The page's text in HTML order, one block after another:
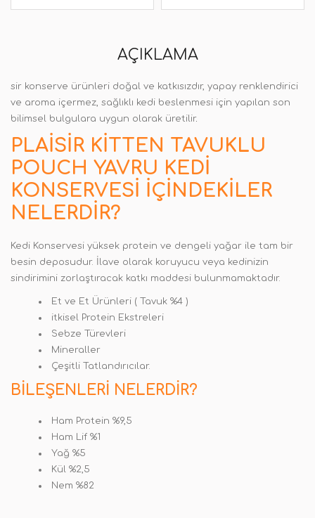
AÇIKLAMA
sir konserve ürünleri doğal ve katkısızdır, yapay renklendirici
ve aroma içermez, sağlıklı kedi beslenmesi için yapılan son
bilimsel bulgulara uygun olarak üretilir.
PLAISIR KITTEN TAVUKLU
POUCH YAVRU KEDI
KONSERVESI İÇINDEKILER
NELERDIR?
Kedi Konservesi yüksek protein ve dengeli yağar ile tam bir
besin deposudur. İlave olarak koruyucu veya kedinizin
sindirimini zorlaştıracak katkı maddesi bulunmamaktadır.
Et ve Et Ürünleri ( Tavuk %4 )
itkisel Protein Ekstreleri
Sebze Türevleri
Mineraller
Çeşitli Tatlandırıcılar.
BILEŞENLERI NELERDIR?
Ham Protein %9,5
Ham Lif %1
Yağ %5
Kül %2,5
Nem %82